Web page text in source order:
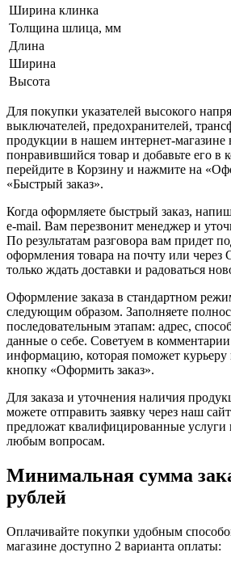
Ширина клинка
Толщина шлица, мм
Длина
Ширина
Высота
Для покупки указателей высокого
выключателей, предохранителей,
продукции в нашем интернет-магазине
понравившийся товар и добавьте его в
перейдите в Корзину и нажмите на
«Быстрый заказ».
Когда оформляете быстрый заказ,
e-mail. Вам перезвонит менеджер и
По результатам разговора вам придет
оформления товара на почту или через
только ждать доставки и радоваться
Оформление заказа в стандартном
следующим образом. Заполняете
последовательным этапам: адрес,
данные о себе. Советуем в комментарии
информацию, которая поможет
кнопку «Оформить заказ».
Для заказа и уточнения наличия
можете отправить заявку через наш
предложат квалифицированные
любым вопросам.
Минимальная сумма
рублей
Оплачивайте покупки удобным
магазине доступно 2 варианта оплаты: